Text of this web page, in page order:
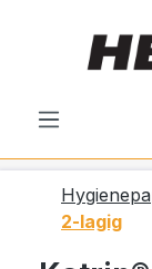
2-lagig